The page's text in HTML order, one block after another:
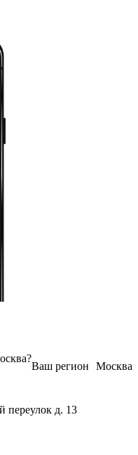
Москва
Ваш регион
?
переулок д. 13